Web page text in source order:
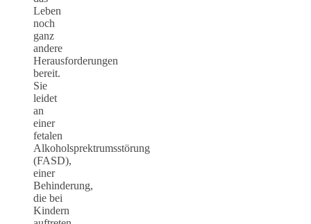
Leben
noch
ganz
andere
Herausforderungen
bereit.
Sie
leidet
an
einer
fetalen
Alkoholsprektrumsstörung
(FASD),
einer
Behinderung,
die bei
Kindern